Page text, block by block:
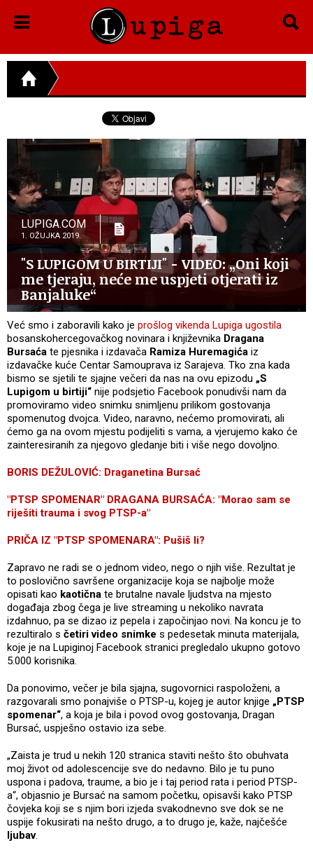
LUPIGA.COM
1. OŽUJKA 2019.
"S LUPIGOM U BIRTIJI" - VIDEO: „Oni koji
me tjeraju, neće me uspjeti otjerati iz
Banjaluke“
Već smo i zaboravili kako je prošlog vikenda Lupiga ugostila
bosanskohercegovačkog novinara i književnika Dragana
Bursaća te pjesnika i izdavača Ramiza Huremagića iz
izdavačke kuće Centar Samouprava iz Sarajeva. Tko zna kada
bismo se sjetili te sjajne večeri da nas na ovu epizodu „S
Lupigom u birtiji“ nije podsjetio Facebook ponudivši nam da
promoviramo video snimku snimljenu prilikom gostovanja
spomenutog dvojca. Video, naravno, nećemo promovirati, ali
ćemo ga na ovom mjestu podijeliti s vama, a vjerujemo kako će
zainteresiranih za njegovo gledanje biti i više nego dovoljno.
BORIS DEŽULOVIĆ: Draganetina Bursać
"PTSP SPOMENAR" DRAGANA BURSAĆA: "Morao sam se
riješiti trauma i svog PTSP-a"
PRIČA IZ "PTSP SPOMENARA": Pušiš li?
Zapravo ne radi se o jednom video, nego o njih više. Rezultat je
to poslovično savršene organizacije koja se najbolje može
opisati kao kaotična te brutalne navale ljudstva na mjesto
događaja zbog čega je live streaming u nekoliko navrata
izdahnuo, pa se dizao iz pepela i započinjao novi. Na koncu je to
rezultiralo s četiri video snimke s pedesetak minuta materijala,
koje je na Lupiginoj Facebook stranici pregledalo ukupno gotovo
5.000 korisnika.
Da ponovimo, večer je bila sjajna, sugovornici raspoloženi, a
razgovarali smo ponajviše o PTSP-u, kojeg je autor knjige „PTSP
spomenar“, a koja je bila i povod ovog gostovanja, Dragan
Bursać, uspješno ostavio iza sebe.
„Zaista je trud u nekih 120 stranica staviti nešto što obuhvata
moj život od adolescencije sve do nedavno. Bilo je tu puno
uspona i padova, traume, a bio je i taj period rata i period PTSP-
a“, objasnio je Bursać na samom početku, opisavši kako PTSP
čovjeka koji se s njim bori izjeda svakodnevno sve dok se ne
uspije fokusirati na nešto drugo, a to drugo je, kaže, najčešće
ljubav.